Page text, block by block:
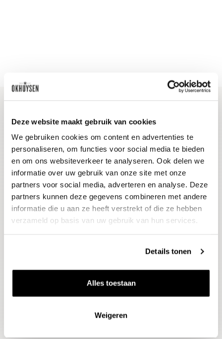
Deze website maakt gebruik van cookies
We gebruiken cookies om content en advertenties te
personaliseren, om functies voor social media te bieden
en om ons websiteverkeer te analyseren. Ook delen we
informatie over uw gebruik van onze site met onze
partners voor social media, adverteren en analyse. Deze
partners kunnen deze gegevens combineren met andere
informatie die u aan ze heeft verstrekt of die ze hebben
verzameld op basis van uw gebruik van hun services.
Details tonen
Alles toestaan
Weigeren
Blijf op de hoogte
Ontvang het laatste wijnnieuws, proeverijen en
evenementen
E-mailadres
Aanmelden
Thema's